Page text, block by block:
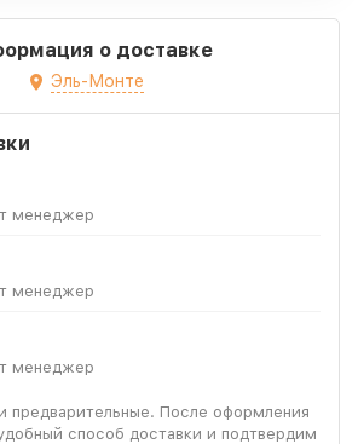
о доставке
Эль-Монте
менеджер
менеджер
менеджер
предварительные. После оформления
способ доставки и подтвердим